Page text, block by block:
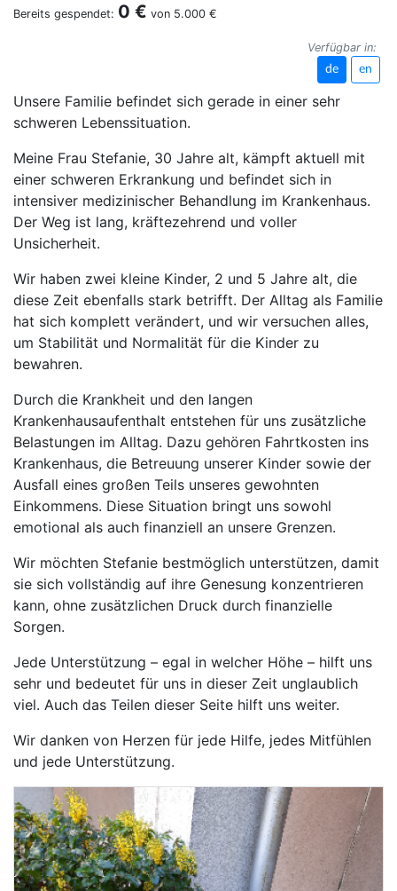
Bereits gespendet: 0 € von 5.000 €
Verfügbar in:
de en
Unsere Familie befindet sich gerade in einer sehr
schweren Lebenssituation.
Meine Frau Stefanie, 30 Jahre alt, kämpft aktuell mit
einer schweren Erkrankung und befindet sich in
intensiver medizinischer Behandlung im Krankenhaus.
Der Weg ist lang, kräftezehrend und voller
Unsicherheit.
Wir haben zwei kleine Kinder, 2 und 5 Jahre alt, die
diese Zeit ebenfalls stark betrifft. Der Alltag als Familie
hat sich komplett verändert, und wir versuchen alles,
um Stabilität und Normalität für die Kinder zu
bewahren.
Durch die Krankheit und den langen
Krankenhausaufenthalt entstehen für uns zusätzliche
Belastungen im Alltag. Dazu gehören Fahrtkosten ins
Krankenhaus, die Betreuung unserer Kinder sowie der
Ausfall eines großen Teils unseres gewohnten
Einkommens. Diese Situation bringt uns sowohl
emotional als auch finanziell an unsere Grenzen.
Wir möchten Stefanie bestmöglich unterstützen, damit
sie sich vollständig auf ihre Genesung konzentrieren
kann, ohne zusätzlichen Druck durch finanzielle
Sorgen.
Jede Unterstützung – egal in welcher Höhe – hilft uns
sehr und bedeutet für uns in dieser Zeit unglaublich
viel. Auch das Teilen dieser Seite hilft uns weiter.
Wir danken von Herzen für jede Hilfe, jedes Mitfühlen
und jede Unterstützung.